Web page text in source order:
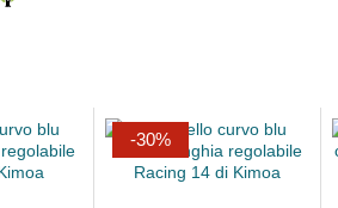
-30%